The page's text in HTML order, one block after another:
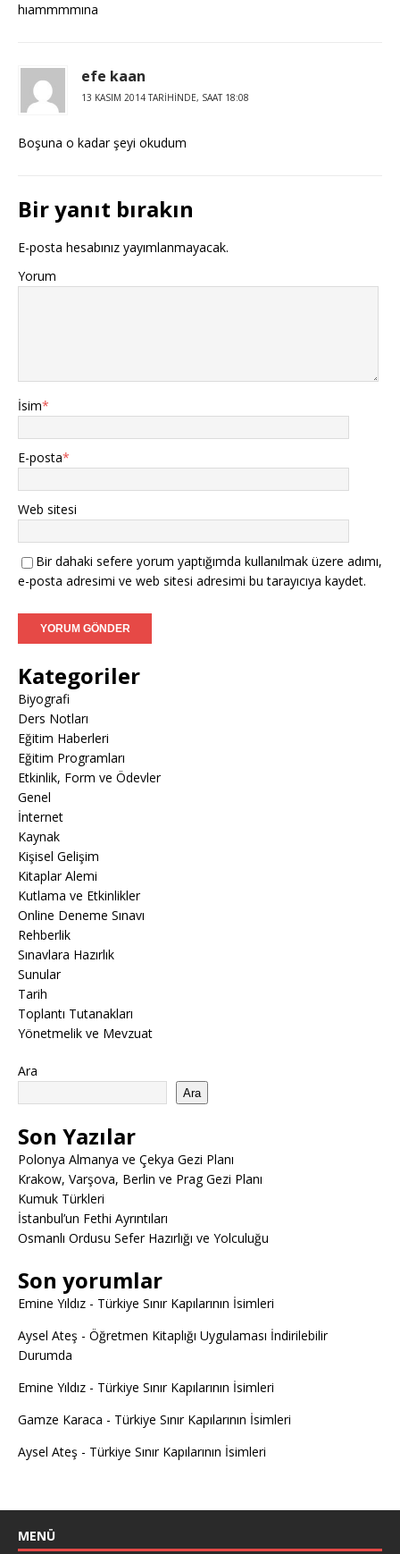
hıammmmına
efe kaan
13 KASIM 2014 TARIHINDE, SAAT 18:08
Boşuna o kadar şeyi okudum
Bir yanıt bırakın
E-posta hesabınız yayımlanmayacak.
Yorum
İsim*
E-posta*
Web sitesi
Bir dahaki sefere yorum yaptığımda kullanılmak üzere adımı,
e-posta adresimi ve web sitesi adresimi bu tarayıcıya kaydet.
Kategoriler
Biyografi
Ders Notları
Eğitim Haberleri
Eğitim Programları
Etkinlik, Form ve Ödevler
Genel
İnternet
Kaynak
Kişisel Gelişim
Kitaplar Alemi
Kutlama ve Etkinlikler
Online Deneme Sınavı
Rehberlik
Sınavlara Hazırlık
Sunular
Tarih
Toplantı Tutanakları
Yönetmelik ve Mevzuat
Ara
Ara
Son Yazılar
Polonya Almanya ve Çekya Gezi Planı
Krakow, Varşova, Berlin ve Prag Gezi Planı
Kumuk Türkleri
İstanbul’un Fethi Ayrıntıları
Osmanlı Ordusu Sefer Hazırlığı ve Yolculuğu
Son yorumlar
Emine Yıldız - Türkiye Sınır Kapılarının İsimleri
Aysel Ateş - Öğretmen Kitaplığı Uygulaması İndirilebilir
Durumda
Emine Yıldız - Türkiye Sınır Kapılarının İsimleri
Gamze Karaca - Türkiye Sınır Kapılarının İsimleri
Aysel Ateş - Türkiye Sınır Kapılarının İsimleri
MENÜ